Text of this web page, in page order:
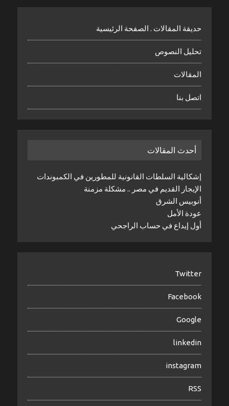
حديقة المقالات . الصفحة الرئيسية
تحليل النصوص
المقالات
اتصل بنا
أحدث المقالات
إشكالية السلطات القانونية للمطورين في الكمبوندات
الإيجار القديم في مصر .. مشكلة مزمنة
أنوبيس الشرق
عودة الأمل
أول إيداع في حساب الراجحي
Twitter
Facebook
Google
linkedin
instagram
RSS